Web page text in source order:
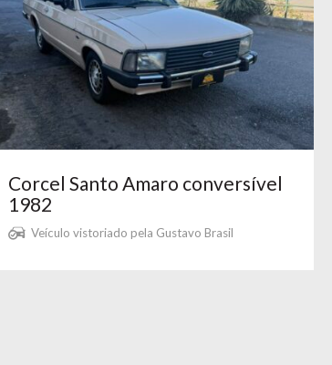
Corcel Santo Amaro conversível
1982
Veículo vistoriado pela Gustavo Brasil